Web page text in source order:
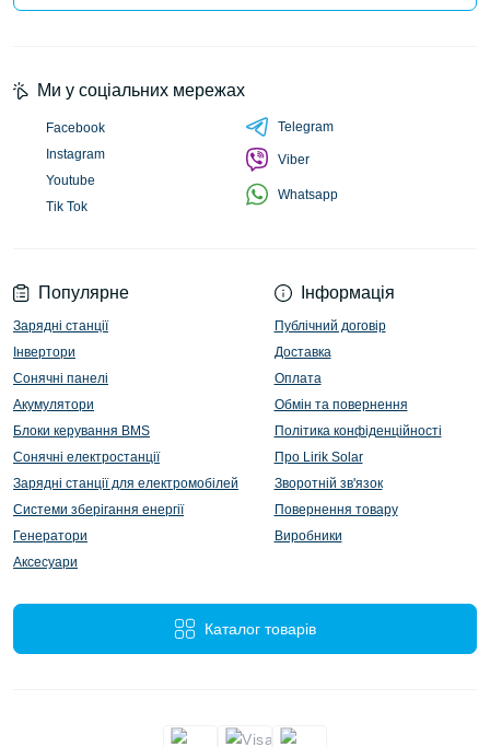
Популярне
Зарядні станції
Інвертори
Сонячні панелі
Акумулятори
Блоки керування BMS
Сонячні електростанції
Зарядні станції для електромобілей
Системи зберігання енергії
Генератори
Аксесуари
Інформація
Публічний договір
Доставка
Оплата
Обмін та повернення
Політика конфіденційності
Про Lirik Solar
Зворотній зв'язок
Повернення товару
Виробники
Каталог товарів
Ми у соціальних мережах
Facebook
Instagram
Youtube
Tik Tok
Telegram
Viber
Whatsapp